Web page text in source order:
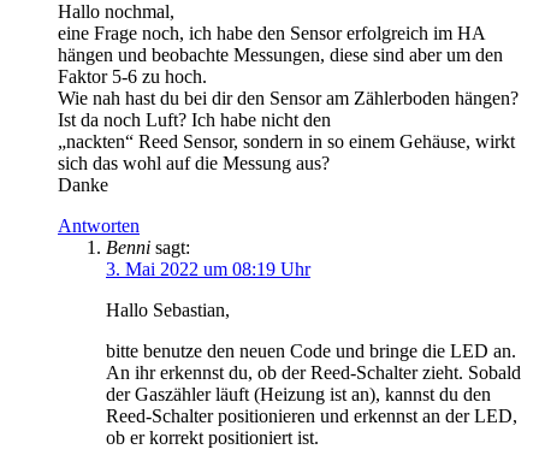
Hallo nochmal,
eine Frage noch, ich habe den Sensor erfolgreich im HA
hängen und beobachte Messungen, diese sind aber um den
Faktor 5-6 zu hoch.
Wie nah hast du bei dir den Sensor am Zählerboden hängen?
Ist da noch Luft? Ich habe nicht den
„nackten“ Reed Sensor, sondern in so einem Gehäuse, wirkt
sich das wohl auf die Messung aus?
Danke
Antworten
Benni sagt:
3. Mai 2022 um 08:19 Uhr
Hallo Sebastian,
bitte benutze den neuen Code und bringe die LED an.
An ihr erkennst du, ob der Reed-Schalter zieht. Sobald
der Gaszähler läuft (Heizung ist an), kannst du den
Reed-Schalter positionieren und erkennst an der LED,
ob er korrekt positioniert ist.